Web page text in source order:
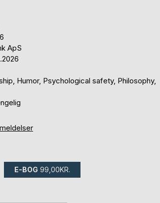
ApS
Humor, Psychological safety, Philosophy,
E-BOG 99,00KR.